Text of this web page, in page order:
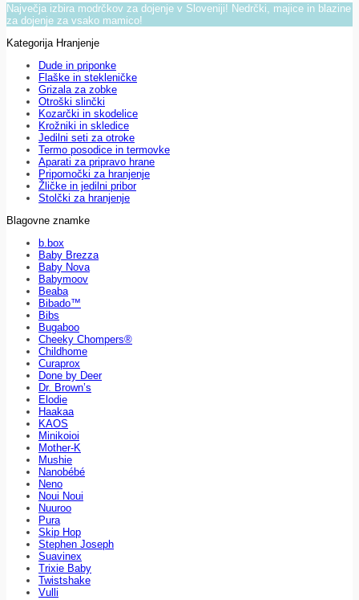
Največja izbira modrčkov za dojenje v Sloveniji! Nedrčki, majice in blazine
za dojenje za vsako mamico!
Kategorija Hranjenje
Dude in priponke
Flaške in stekleničke
Grizala za zobke
Otroški slinčki
Kozarčki in skodelice
Krožniki in skledice
Jedilni seti za otroke
Termo posodice in termovke
Aparati za pripravo hrane
Pripomočki za hranjenje
Žličke in jedilni pribor
Stolčki za hranjenje
Blagovne znamke
b.box
Baby Brezza
Baby Nova
Babymoov
Beaba
Bibado™
Bibs
Bugaboo
Cheeky Chompers®
Childhome
Curaprox
Done by Deer
Dr. Brown’s
Elodie
Haakaa
KAOS
Minikoioi
Mother-K
Mushie
Nanobébé
Neno
Noui Noui
Nuuroo
Pura
Skip Hop
Stephen Joseph
Suavinex
Trixie Baby
Twistshake
Vulli